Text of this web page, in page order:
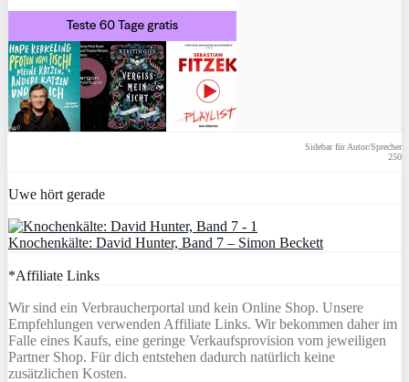
Sidebar für Autor/Sprecher
250
Uwe hört gerade
Knochenkälte: David Hunter, Band 7 – Simon Beckett
*Affiliate Links
Wir sind ein Verbraucherportal und kein Online Shop. Unsere
Empfehlungen verwenden Affiliate Links. Wir bekommen daher im
Falle eines Kaufs, eine geringe Verkaufsprovision vom jeweiligen
Partner Shop. Für dich entstehen dadurch natürlich keine
zusätzlichen Kosten.